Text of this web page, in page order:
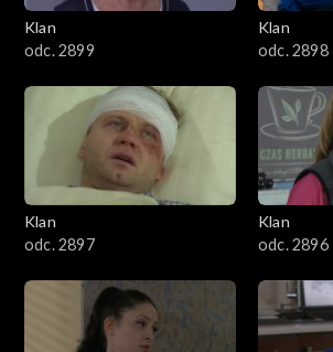
4401–4500
4301–4400
4201–4300
4101–4200
3901–4000
Klan
odc. 2899
Klan
odc. 2898
Klan
odc. 2897
Klan
odc. 2896